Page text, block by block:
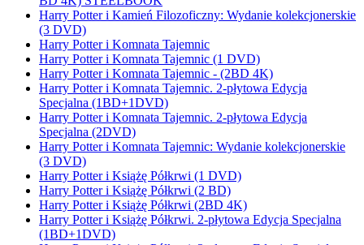
Harry Potter i Kamień Filozoficzny: Wydanie kolekcjonerskie
(3 DVD)
Harry Potter i Komnata Tajemnic
Harry Potter i Komnata Tajemnic (1 DVD)
Harry Potter i Komnata Tajemnic - (2BD 4K)
Harry Potter i Komnata Tajemnic. 2-płytowa Edycja
Specjalna (1BD+1DVD)
Harry Potter i Komnata Tajemnic. 2-płytowa Edycja
Specjalna (2DVD)
Harry Potter i Komnata Tajemnic: Wydanie kolekcjonerskie
(3 DVD)
Harry Potter i Książę Półkrwi (1 DVD)
Harry Potter i Książę Półkrwi (2 BD)
Harry Potter i Książę Półkrwi (2BD 4K)
Harry Potter i Książę Półkrwi. 2-płytowa Edycja Specjalna
(1BD+1DVD)